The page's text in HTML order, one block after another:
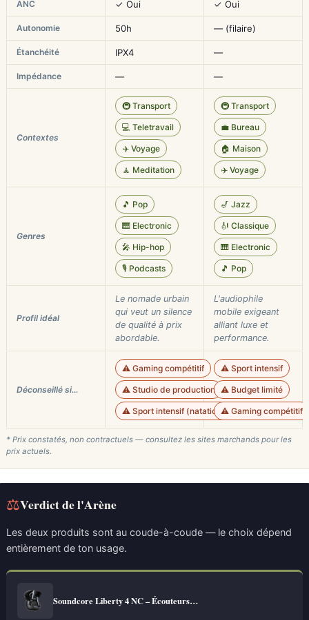
ANC ✓ Oui ✓ Oui
Autonomie 50h — (filaire)
Étanchéité IPX4 —
Impédance — —
Contextes
🚇 Transport
💻 Teletravail
✈️ Voyage
🧘 Meditation
🚇 Transport
💼 Bureau
🏠 Maison
✈️ Voyage
Genres
🎵 Pop
🎹 Electronic
🎤 Hip-hop
🎙️ Podcasts
🎷 Jazz
🎻 Classique
🎹 Electronic
🎵 Pop
Profil idéal
Le nomade urbain
qui veut un silence
de qualité à prix
abordable.
L'audiophile
mobile exigeant
alliant luxe et
performance.
Déconseillé si…
⚠️ Gaming compétitif
⚠️ Studio de production
⚠️ Sport intensif (natation)
⚠️ Sport intensif
⚠️ Budget limité
⚠️ Gaming compétitif
* Prix constatés, non contractuels — consultez les sites marchands pour les
prix actuels.
⚖Verdict de l'Arène
Les deux produits sont au coude-à-coude — le choix dépend
entièrement de ton usage.
Soundcore Liberty 4 NC – Écouteurs…